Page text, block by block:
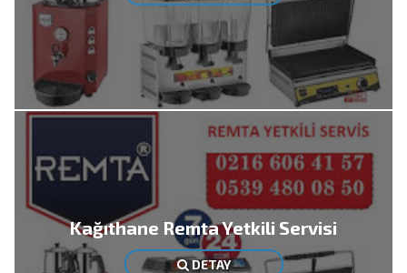
Kağıthane Remta Yetkili Servisi
DETAY